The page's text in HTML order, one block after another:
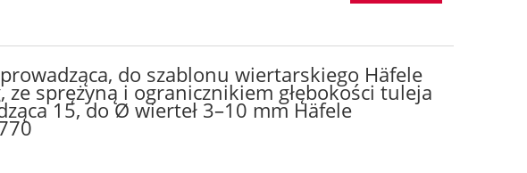
do szablonu wiertarskiego Häfele
ze sprężyną i ogranicznikiem głębokości tuleja
15, do Ø wierteł 3–10 mm Häfele